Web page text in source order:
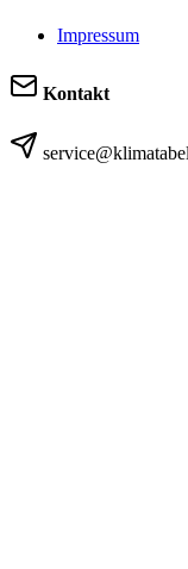
Impressum
Kontakt